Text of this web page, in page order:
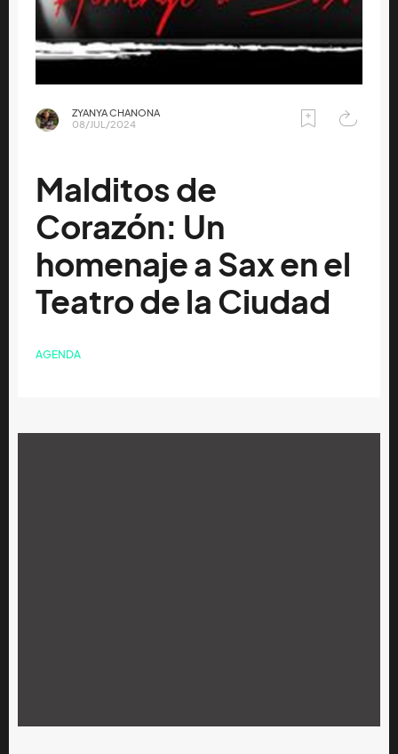
ZYANYA CHANONA
08/JUL/2024
Malditos de
Corazón: Un
homenaje a Sax en el
Teatro de la Ciudad
AGENDA